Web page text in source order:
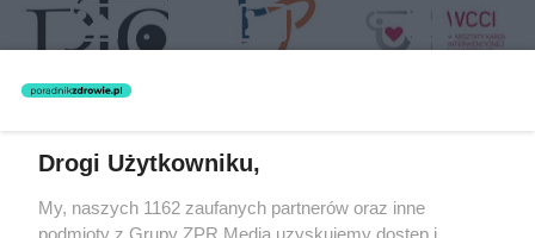
rozpowszechniany lub dalej rozpowszechniany w jakikolwiek sposób
(w tym także elektroniczny lub mechaniczny) na jakimkolwiek polu
Drogi Użytkowniku,
My, naszych 1162 zaufanych partnerów oraz inne
podmioty z Grupy ZPR Media uzyskujemy dostęp i